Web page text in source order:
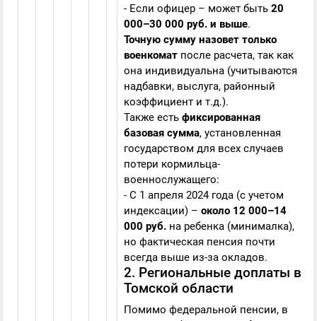
- Если офицер – может быть 20
000–30 000 руб. и выше.
Точную сумму назовет только
военкомат после расчета, так как
она индивидуальна (учитываются
надбавки, выслуга, районный
коэффициент и т.д.).
Также есть фиксированная
базовая сумма, установленная
государством для всех случаев
потери кормильца-
военнослужащего:
- С 1 апреля 2024 года (с учетом
индексации) – около 12 000–14
000 руб. на ребенка (минималка),
но фактическая пенсия почти
всегда выше из-за окладов.
2. Региональные доплаты в
Томской области
Помимо федеральной пенсии, в